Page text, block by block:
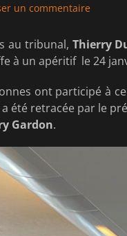
un commentaire
au tribunal, Thierry
à un apéritif le 24
ont participé à
été retracée par le
Gardon.